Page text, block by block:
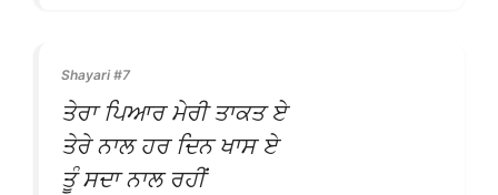
Shayari #7
ਤੇਰਾ ਪਿਆਰ ਮੇਰੀ ਤਾਕਤ ਏ
ਤੇਰੇ ਨਾਲ ਹਰ ਦਿਨ ਖਾਸ ਏ
ਤੂੰ ਸਦਾ ਨਾਲ ਰਹੀਂ